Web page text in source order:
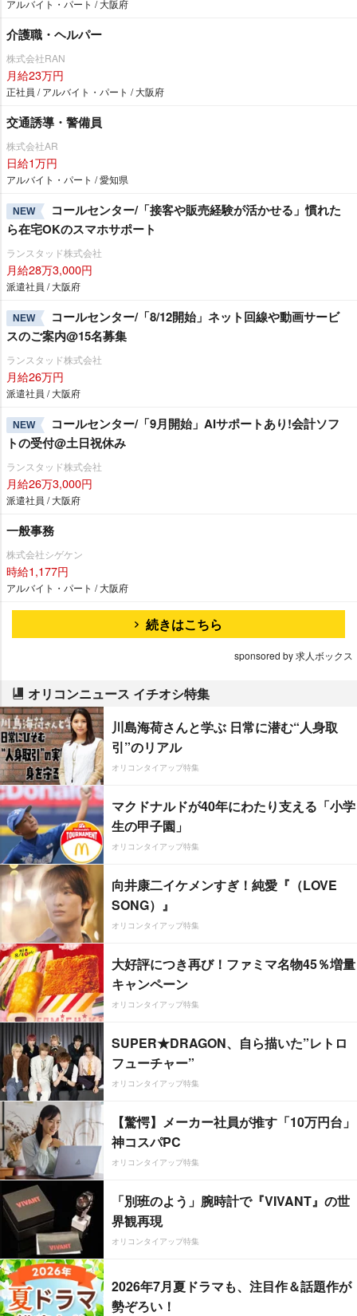
アルバイト・パート / 大阪府
介護職・ヘルパー
株式会社RAN
月給23万円
正社員 / アルバイト・パート / 大阪府
交通誘導・警備員
株式会社AR
日給1万円
アルバイト・パート / 愛知県
NEW
コールセンター/「接客や販売経験が活かせる」慣れた
ら在宅OKのスマホサポート
ランスタッド株式会社
月給28万3,000円
派遣社員 / 大阪府
NEW
コールセンター/「8/12開始」ネット回線や動画サービ
スのご案内@15名募集
ランスタッド株式会社
月給26万円
派遣社員 / 大阪府
NEW
コールセンター/「9月開始」AIサポートあり!会計ソフ
トの受付@土日祝休み
ランスタッド株式会社
月給26万3,000円
派遣社員 / 大阪府
一般事務
株式会社シゲケン
時給1,177円
アルバイト・パート / 大阪府
続きはこちら
sponsored by 求人ボックス
オリコンニュース イチオシ特集
川島海荷さんと学ぶ 日常に潜む“人身取
引”のリアル
オリコンタイアップ特集
マクドナルドが40年にわたり支える「小学
生の甲子園」
オリコンタイアップ特集
向井康二イケメンすぎ！純愛『（LOVE
SONG）』
オリコンタイアップ特集
大好評につき再び！ファミマ名物45％増量
キャンペーン
オリコンタイアップ特集
SUPER★DRAGON、自ら描いた”レトロ
フューチャー”
オリコンタイアップ特集
【驚愕】メーカー社員が推す「10万円台」
神コスパPC
オリコンタイアップ特集
「別班のよう」腕時計で『VIVANT』の世
界観再現
オリコンタイアップ特集
2026年7月夏ドラマも、注目作＆話題作が
勢ぞろい！